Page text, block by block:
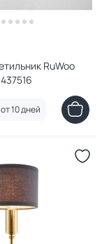
RuWoo
от 10 дней